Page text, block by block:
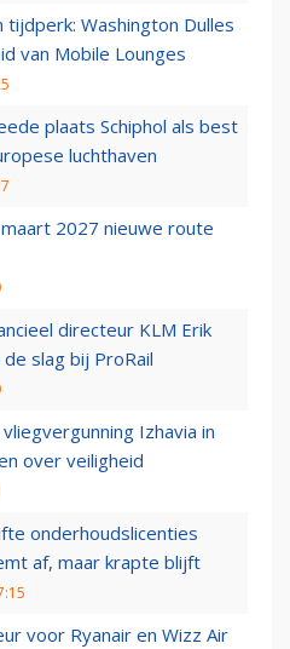
tijdperk: Washington Dulles
van Mobile Lounges
plaats Schiphol als best
luchthaven
2027 nieuwe route
directeur KLM Erik
slag bij ProRail
Izhavia in
over veiligheid
onderhoudslicenties
af, maar krapte blijft
voor Ryanair en Wizz Air